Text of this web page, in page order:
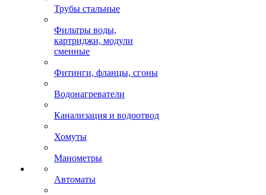
Трубы стальные
Фильтры воды,
картриджи, модули
сменные
Фитинги, фланцы, сгоны
Водонагреватели
Канализация и водоотвод
Хомуты
Манометры
Автоматы